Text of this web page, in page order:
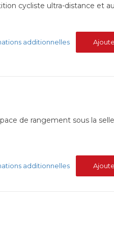
cycliste ultra-distance et
additionnelles
de rangement sous la
additionnelles